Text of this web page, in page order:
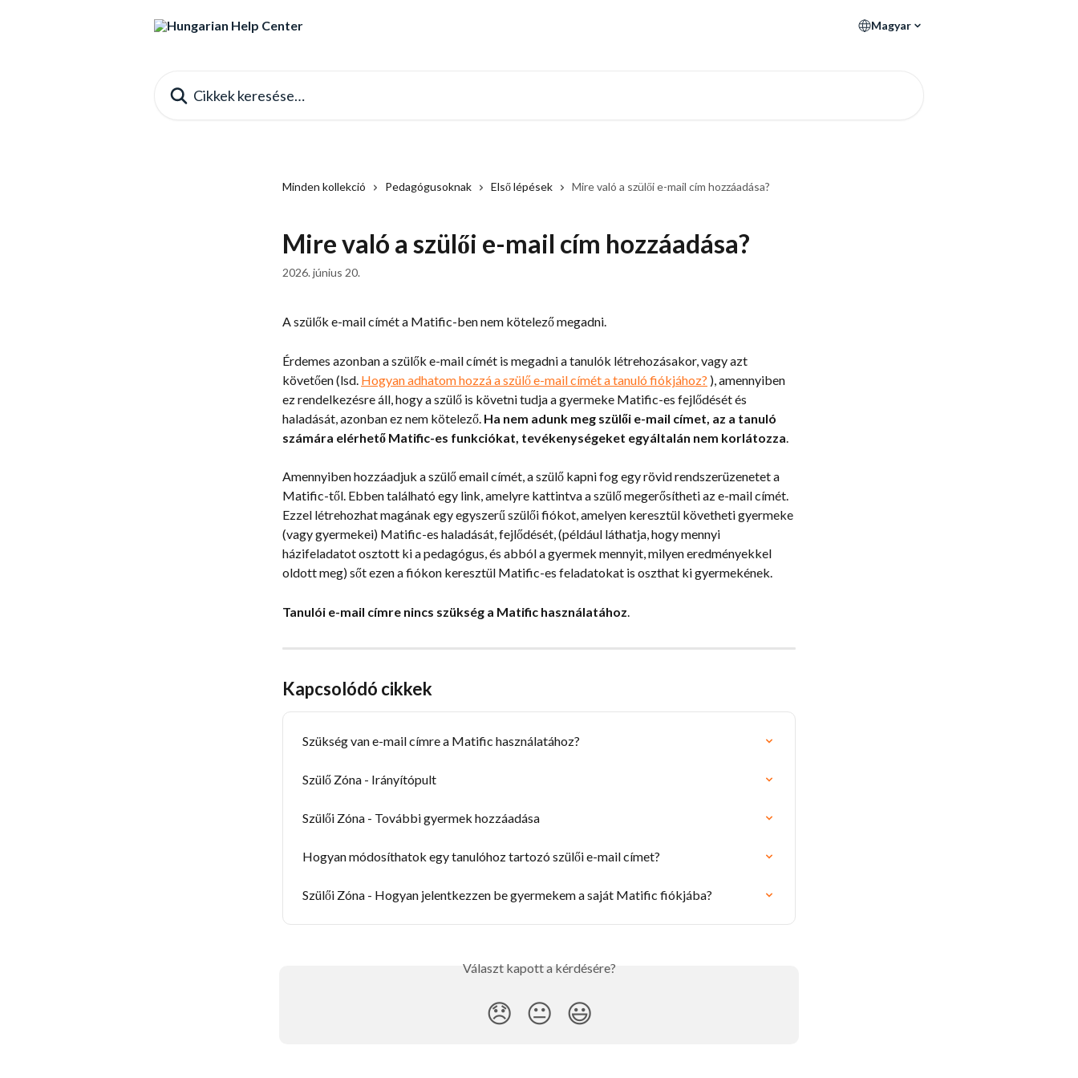
Magyar
Minden kollekció Pedagógusoknak Első lépések Mire való a szülői e-mail cím hozzáadása?
Mire való a szülői e-mail cím hozzáadása?
2026. június 20.
A szülők e-mail címét a Matific-ben nem kötelező megadni.
Érdemes azonban a szülők e-mail címét is megadni a tanulók létrehozásakor, vagy azt
követően (lsd. Hogyan adhatom hozzá a szülő e-mail címét a tanuló fiókjához? ), amennyiben
ez rendelkezésre áll, hogy a szülő is követni tudja a gyermeke Matific-es fejlődését és
haladását, azonban ez nem kötelező. Ha nem adunk meg szülői e-mail címet, az a tanuló
számára elérhető Matific-es funkciókat, tevékenységeket egyáltalán nem korlátozza.
Amennyiben hozzáadjuk a szülő email címét, a szülő kapni fog egy rövid rendszerüzenetet a
Matific-től. Ebben található egy link, amelyre kattintva a szülő megerősítheti az e-mail címét.
Ezzel létrehozhat magának egy egyszerű szülői fiókot, amelyen keresztül követheti gyermeke
(vagy gyermekei) Matific-es haladását, fejlődését, (például láthatja, hogy mennyi
házifeladatot osztott ki a pedagógus, és abból a gyermek mennyit, milyen eredményekkel
oldott meg) sőt ezen a fiókon keresztül Matific-es feladatokat is oszthat ki gyermekének.
Tanulói e-mail címre nincs szükség a Matific használatához.
Kapcsolódó cikkek
Szükség van e-mail címre a Matific használatához?
Szülő Zóna - Irányítópult
Szülői Zóna - További gyermek hozzáadása
Hogyan módosíthatok egy tanulóhoz tartozó szülői e-mail címet?
Szülői Zóna - Hogyan jelentkezzen be gyermekem a saját Matific fiókjába?
Választ kapott a kérdésére?
😞 😐 😃